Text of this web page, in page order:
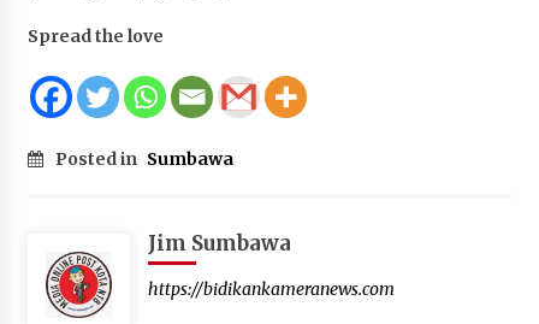
Spread the love
Posted in Sumbawa
Jim Sumbawa
https://bidikankameranews.com